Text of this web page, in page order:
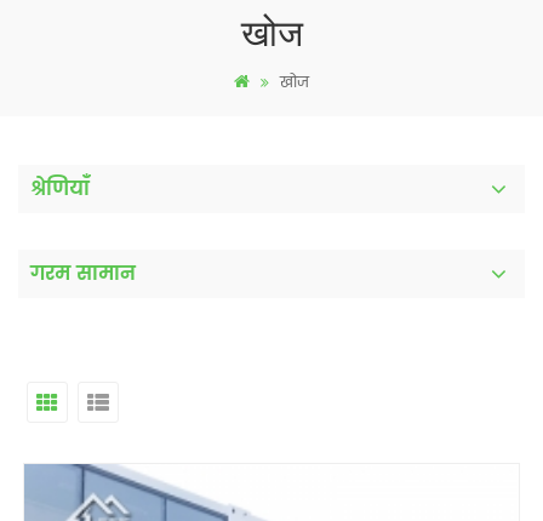
खोज
खोज
श्रेणियाँ
गरम सामान